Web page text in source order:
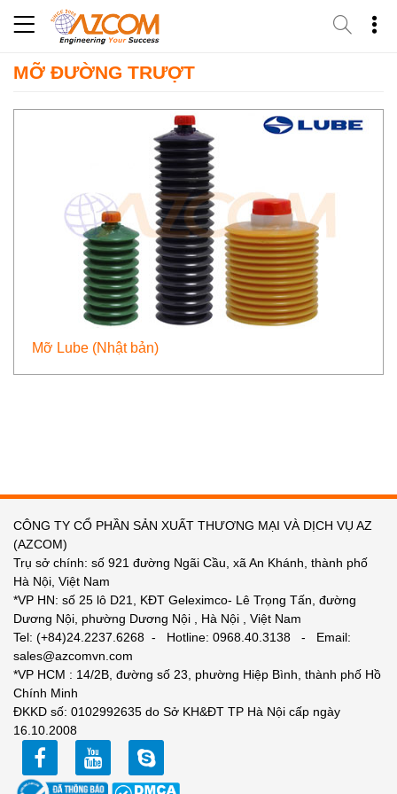
MỠ ĐƯỜNG TRƯỢT
Mỡ Lube (Nhật bản)
CÔNG TY CỔ PHẦN SẢN XUẤT THƯƠNG MẠI VÀ DỊCH VỤ AZ
(AZCOM)
Trụ sở chính: số 921 đường Ngãi Cầu, xã An Khánh, thành phố
Hà Nội, Việt Nam
*VP HN: số 25 lô D21, KĐT Geleximco- Lê Trọng Tấn, đường
Dương Nội, phường Dương Nội , Hà Nội , Việt Nam
Tel: (+84)24.2237.6268 - Hotline: 0968.40.3138 - Email:
sales@azcomvn.com
*VP HCM : 14/2B, đường số 23, phường Hiệp Bình, thành phố Hồ
Chính Minh
ĐKKD số: 0102992635 do Sở KH&ĐT TP Hà Nội cấp ngày
16.10.2008
facebookyoutube zalo